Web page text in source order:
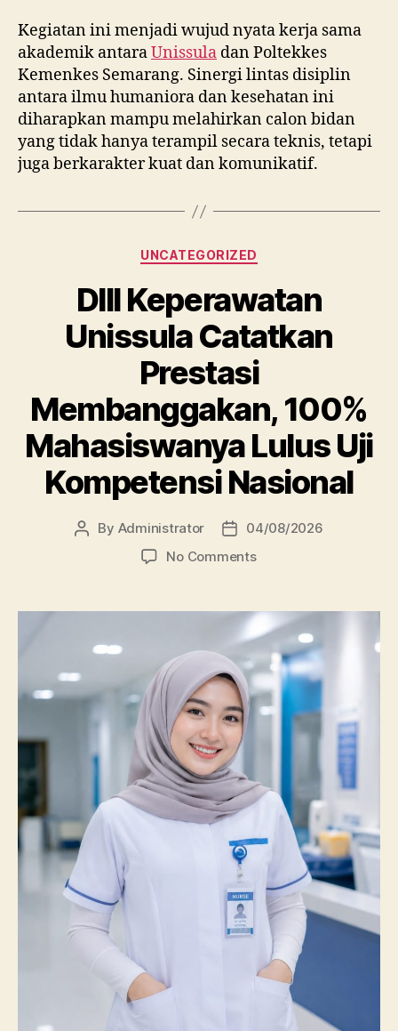
Kegiatan ini menjadi wujud nyata kerja sama
akademik antaraUnissula dan Poltekkes
Kemenkes Semarang. Sinergi lintas disiplin
antara ilmu humaniora dan kesehatan ini
diharapkan mampu melahirkan calon bidan
yang tidak hanya terampil secara teknis, tetapi
juga berkarakter kuat dan komunikatif.
Categories
UNCATEGORIZED
DIII Keperawatan
Unissula Catatkan
Prestasi
Membanggakan, 100%
Mahasiswanya Lulus Uji
Kompetensi Nasional
Post
By Administrator
Post04/08/2026
No Commentson
Unissula
Catatkan
Prestasi
Membanggakan,
100%
Mahasiswanya
Kompetensi
Nasional